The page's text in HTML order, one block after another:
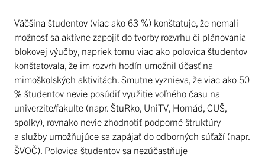
Väčšina študentov (viac ako 63 %) konštatuje, že nemali
možnosť sa aktívne zapojiť do tvorby rozvrhu či plánovania
blokovej výučby, napriek tomu viac ako polovica študentov
konštatovala, že im rozvrh hodín umožnil účasť na
mimoškolských aktivitách. Smutne vyznieva, že viac ako 50
% študentov nevie posúdiť využitie voľného času na
univerzite/fakulte (napr. ŠtuRko, UniTV, Hornád, CUŠ,
spolky), rovnako nevie zhodnotiť podporné štruktúry
a služby umožňujúce sa zapájať do odborných súťaží (napr.
ŠVOČ). Polovica študentov sa nezúčastňuje